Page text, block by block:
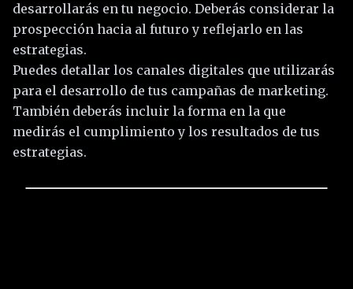
desarrollarás en tu negocio. Deberás considerar la
prospección hacia al futuro y reflejarlo en las
estrategias.
Puedes detallar los canales digitales que utilizarás
para el desarrollo de tus campañas de marketing.
También deberás incluir la forma en la que
medirás el cumplimiento y los resultados de tus
estrategias.